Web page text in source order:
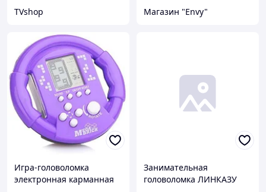
TVshop Магазин "Envy"
Игра-головоломка
электронная карманная
Занимательная
головоломка ЛИНКАЗУ